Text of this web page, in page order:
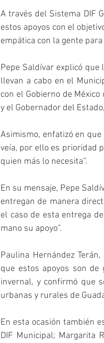
A través del Sistema DIF
estos apoyos con el
empática con la gente
Pepe Saldívar explicó
llevan a cabo en el
con el Gobierno de
y el Gobernador del
Asimismo, enfatizó en
veía, por ello es prioridad
quien más lo necesita”.
En su mensaje, Pepe
entregan de manera
el caso de esta entrega
mano su apoyo”.
Paulina Hernández
que estos apoyos son
invernal, y confirmó que
urbanas y rurales de
En esta ocasión también
DIF Municipal; Margarita